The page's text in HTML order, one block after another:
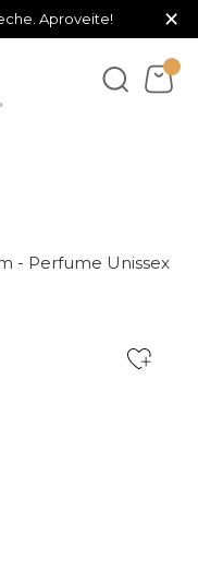
Aproveite! ×
- Perfume Unissex